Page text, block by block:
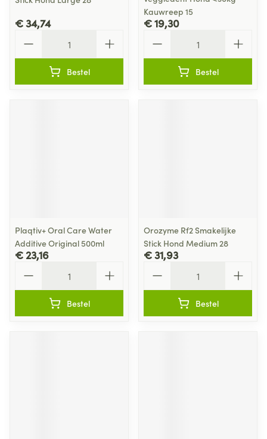
€ 34,74
Bestel
Kauwreep 15
€ 19,30
Bestel
Plaqtiv+ Oral Care Water
Additive Original 500ml
€ 23,16
Bestel
Orozyme Rf2 Smakelijke
Stick Hond Medium 28
€ 31,93
Bestel